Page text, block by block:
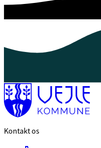
Kontakt os